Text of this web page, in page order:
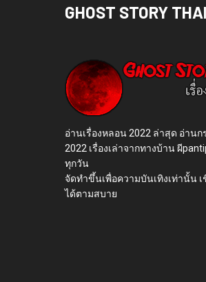
GHOST STORY THAI
อ่านเรื่องหลอน 2022 ล่าสุด อ่าน
2022 เรื่องเล่าจากทางบ้าน ผี
ทุกวัน
จัดทำขึ้นเพื่อความบันเทิงเท่านั้น
ได้ตามสบาย